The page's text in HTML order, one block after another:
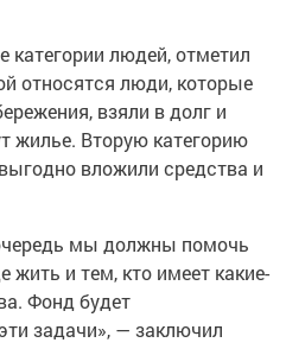
категории людей, отметил
относятся люди, которые
взяли в долг и
жилье. Вторую категорию
вложили средства и
мы должны помочь
и тем, кто имеет какие-
Фонд будет
задачи», — заключил